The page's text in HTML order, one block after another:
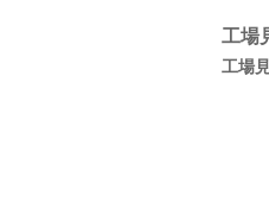
工場
工場